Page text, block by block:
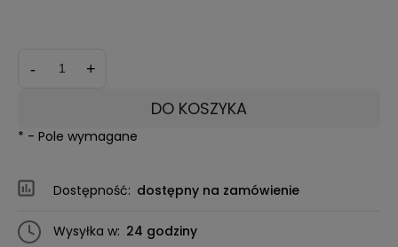
-
+
DO KOSZYKA
* - Pole wymagane
Dostępność: dostępny na zamówienie
Wysyłka w: 24 godziny